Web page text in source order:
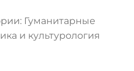
Гуманитарные
и культурология